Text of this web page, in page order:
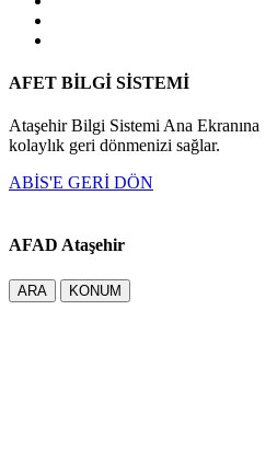
AFET BİLGİ SİSTEMİ
Ataşehir Bilgi Sistemi Ana Ekranına
kolaylık geri dönmenizi sağlar.
ABİS'E GERİ DÖN
AFAD Ataşehir
ARA KONUM